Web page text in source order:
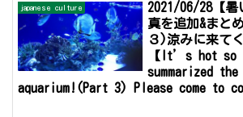
japanese culture
2021/06/28【暑
真を追加&まと
３)涼みに来て
【It’s hot so
summarized
aquarium!(Part 3) Please come to